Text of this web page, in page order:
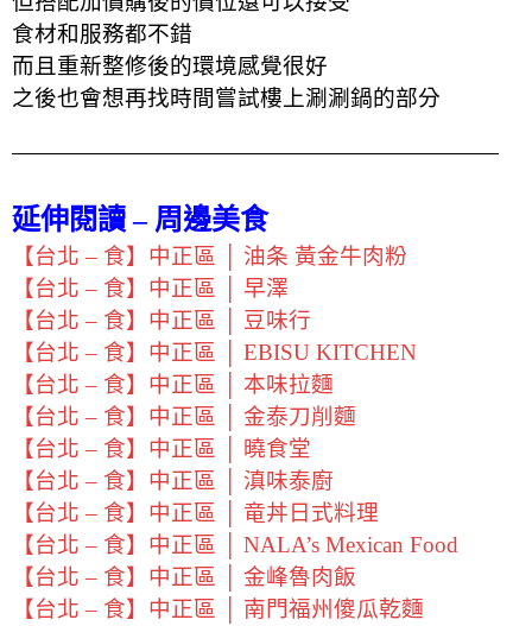
食材和服務都不錯
而且重新整修後的環境感覺很好
之後也會想再找時間嘗試樓上涮涮鍋的部分
延伸閱讀 – 周邊美食
【台北 – 食】中正區 │ 油条 黃金牛肉粉
【台北 – 食】中正區 │ 早澤
【台北 – 食】中正區 │ 豆味行
【台北 – 食】中正區 │ EBISU KITCHEN
【台北 – 食】中正區 │ 本味拉麵
【台北 – 食】中正區 │ 金泰刀削麵
【台北 – 食】中正區 │ 曉食堂
【台北 – 食】中正區 │ 滇味泰廚
【台北 – 食】中正區 │ 竜丼日式料理
【台北 – 食】中正區 │ NALA’s Mexican Food
【台北 – 食】中正區 │ 金峰魯肉飯
【台北 – 食】中正區 │ 南門福州傻瓜乾麵